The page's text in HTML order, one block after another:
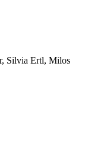
Silvia Ertl, Milos